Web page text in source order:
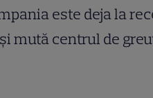
este deja la
mută centrul de